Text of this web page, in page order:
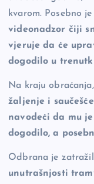
kvarom. Posebno
videonadzor čiji
vjeruje da će
dogodilo u
Na kraju
žaljenje i
navodeći da mu
dogodilo, a
Odbrana je
unutrašnjosti